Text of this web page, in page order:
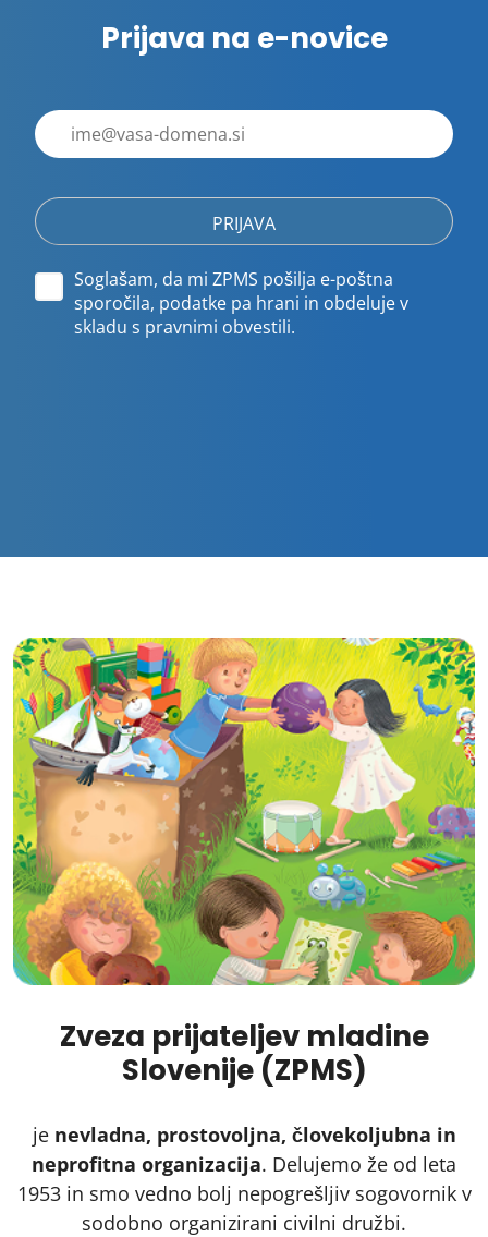
Prijava na e-novice
E-
poštni
Soglašam, da mi ZPMS pošilja e-poštna
sporočila, podatke pa hrani in obdeluje v
skladu s pravnimi obvestili.
Zveza prijateljev mladine
Slovenije (ZPMS)
je nevladna, prostovoljna, človekoljubna in
neprofitna organizacija. Delujemo že od leta
1953 in smo vedno bolj nepogrešljiv sogovornik v
sodobno organizirani civilni družbi.